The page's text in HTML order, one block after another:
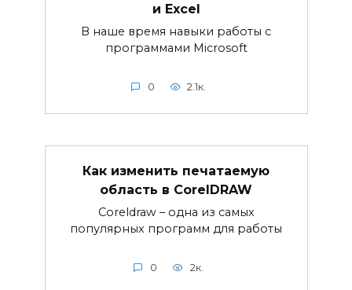
и Excel
В наше время навыки работы с
программами Microsoft
0 2.1к.
Как изменить печатаемую
область в CorelDRAW
Coreldraw – одна из самых
популярных программ для работы
0 2к.